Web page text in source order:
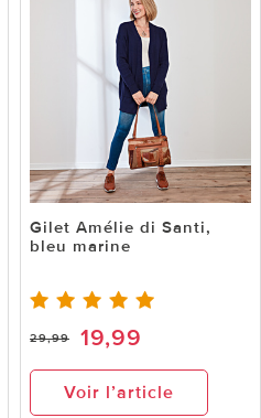
Gilet Amélie di Santi,
bleu marine
29,99 19,99
Voir l’article